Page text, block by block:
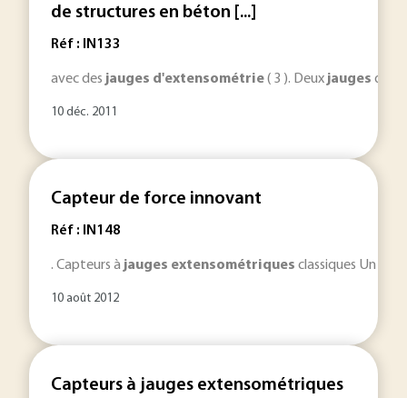
de structures en béton [...]
Réf : IN133
avec des jauges d'extensométrie( 3 ). Deux jauges de
10 déc. 2011
Capteur de force innovant
Réf : IN148
. Capteurs à jauges extensométriques classiques Un
10 août 2012
Capteurs à jauges extensométriques